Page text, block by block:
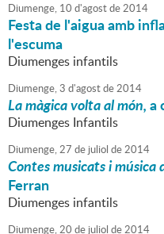
Diumenge, 10 d'agostde2014
Festa de l'aigua amb
l'escuma
Diumenges infantils
Diumenge,3 d'agostde2014
La màgica volta al món,a
Diumenges Infantils
Diumenge,27 de juliol de2014
Contes musicats i música
Ferran
Diumenges infantils
Diumenge,20 de juliol de2014